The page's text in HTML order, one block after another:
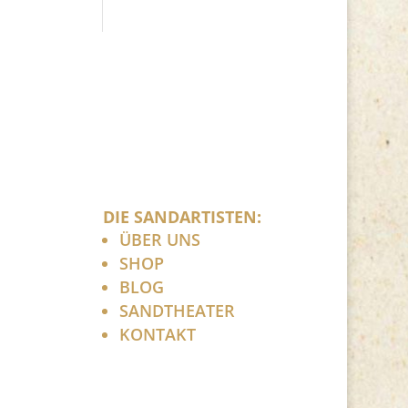
DIE SANDARTISTEN:
ÜBER UNS
SHOP
BLOG
SANDTHEATER
KONTAKT